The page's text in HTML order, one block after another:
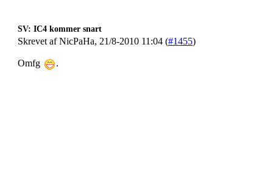
SV: IC4 kommer snart
Skrevet af NicPaHa, 21/8-2010 11:04 (#1455)
Omfg .